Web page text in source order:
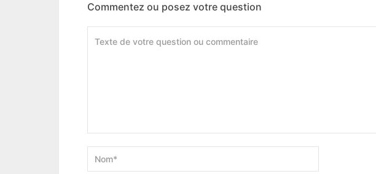
Commentez ou posez votre question